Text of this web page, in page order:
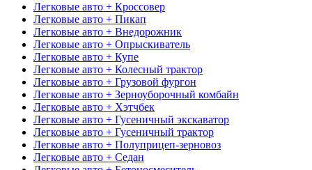
Легковые авто + Кроссовер
Легковые авто + Пикап
Легковые авто + Внедорожник
Легковые авто + Опрыскиватель
Легковые авто + Купе
Легковые авто + Колесный трактор
Легковые авто + Грузовой фургон
Легковые авто + Зерноуборочный комбайн
Легковые авто + Хэтчбек
Легковые авто + Гусеничный экскаватор
Легковые авто + Гусеничный трактор
Легковые авто + Полуприцеп-зерновоз
Легковые авто + Седан